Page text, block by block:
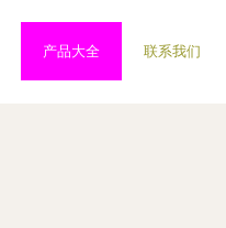
产品大全 联系我们